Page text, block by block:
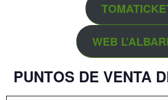
WEB
PUNTOS DE VENTA